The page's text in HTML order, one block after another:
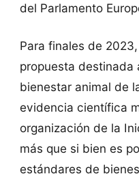
del Parlamento
Para finales de
propuesta destinada
bienestar animal de
evidencia científica
organización de la
más que si bien es
estándares de